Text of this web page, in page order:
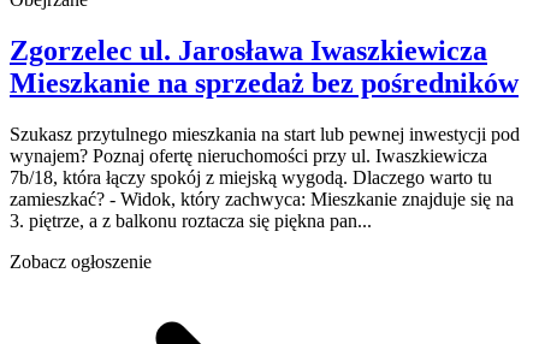
Zgorzelec ul. Jarosława Iwaszkiewicza
Mieszkanie na sprzedaż bez pośredników
Szukasz przytulnego mieszkania na start lub pewnej inwestycji pod
wynajem? Poznaj ofertę nieruchomości przy ul. Iwaszkiewicza
7b/18, która łączy spokój z miejską wygodą. Dlaczego warto tu
zamieszkać? - Widok, który zachwyca: Mieszkanie znajduje się na
3. piętrze, a z balkonu roztacza się piękna pan...
Zobacz ogłoszenie